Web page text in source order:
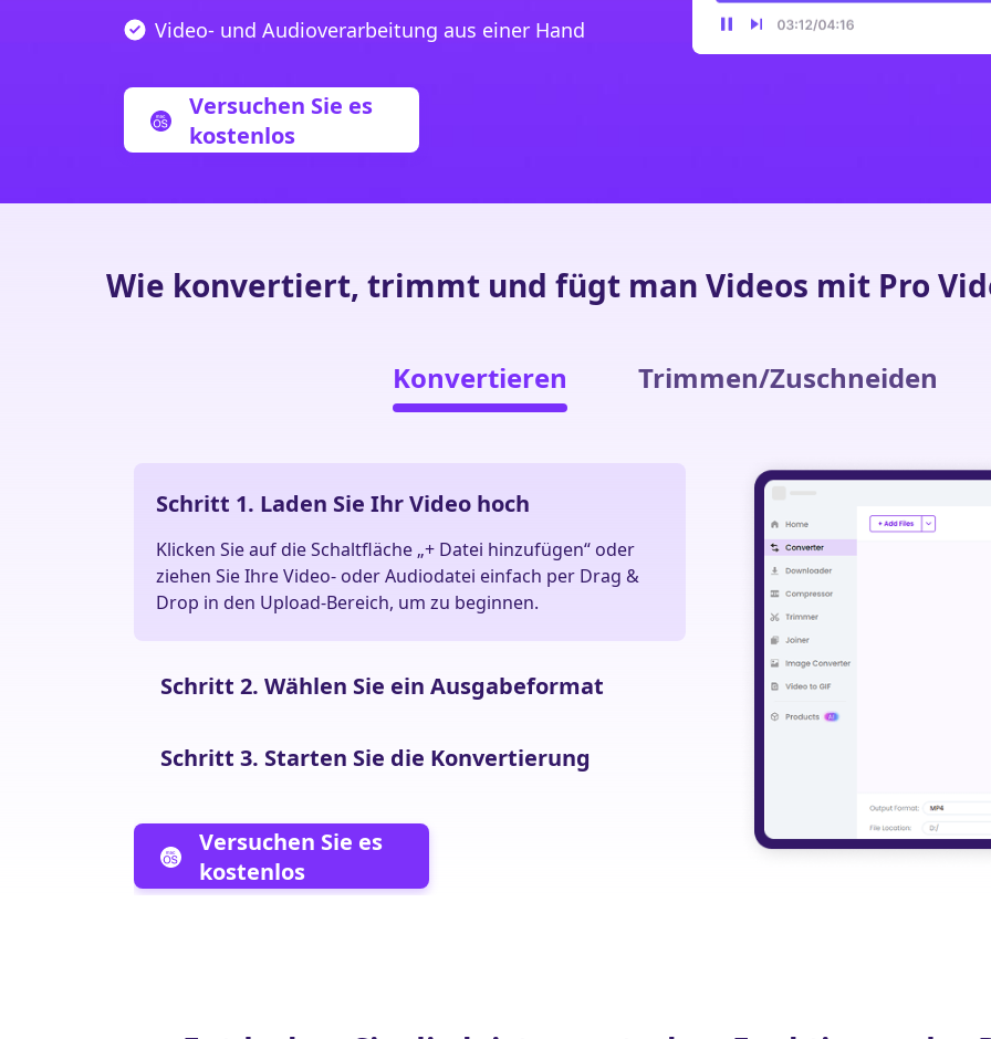
Video- und Audioverarbeitung aus einer Hand
Versuchen Sie es
kostenlos
Wie konvertiert, trimmt und fügt man Videos mit Pro
Konvertieren Trimmen/Zuschneiden
Schritt 1. Laden Sie Ihr Video hoch
Klicken Sie auf die Schaltfläche „+ Datei hinzufügen“ oder
ziehen Sie Ihre Video- oder Audiodatei einfach per Drag &
Drop in den Upload-Bereich, um zu beginnen.
Schritt 2. Wählen Sie ein Ausgabeformat
Schritt 3. Starten Sie die Konvertierung
Versuchen Sie es
kostenlos